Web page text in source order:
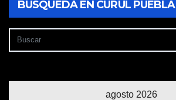
BÚSQUEDA EN CURUL PUEBLA
agosto 2026